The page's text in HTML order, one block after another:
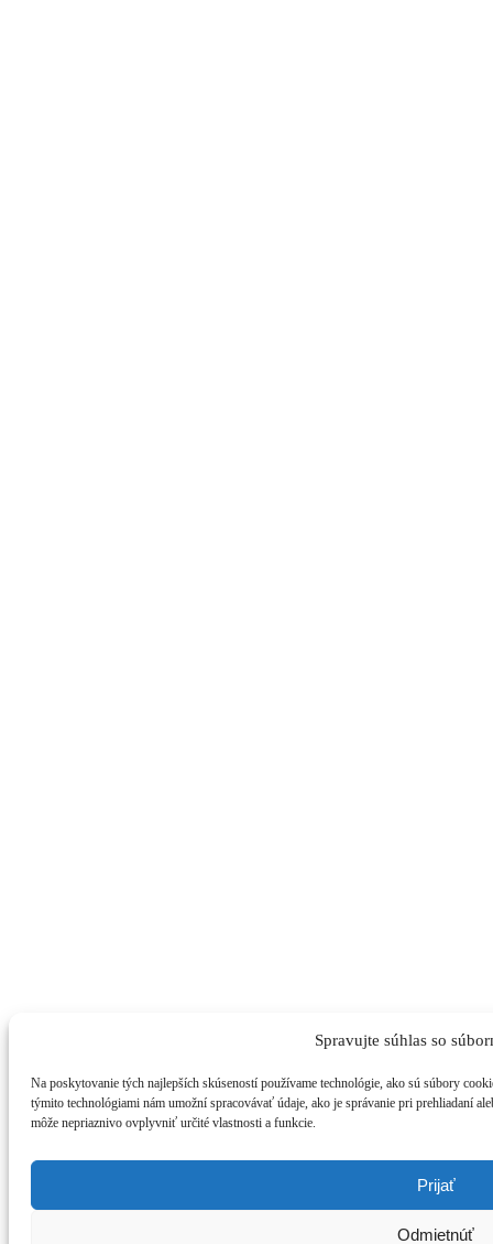
Spravujte súhlas so
Na poskytovanie tých najlepších skúseností používame technológie, ako sú súbory
týmito technológiami nám umožní spracovávať údaje, ako je správanie pri prehliadaní
môže nepriaznivo ovplyvniť určité vlastnosti a funkcie.
Prijať
Odmietnúť